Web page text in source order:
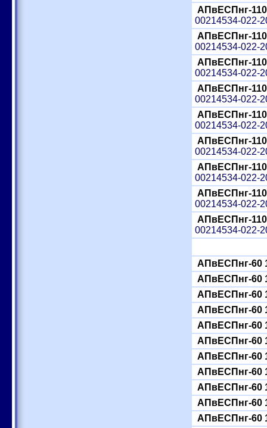
АПвЕСПнг-110
00214534-022-
АПвЕСПнг-110
00214534-022-
АПвЕСПнг-110
00214534-022-
АПвЕСПнг-110
00214534-022-
АПвЕСПнг-110
00214534-022-
АПвЕСПнг-110
00214534-022-
АПвЕСПнг-110
00214534-022-
АПвЕСПнг-110
00214534-022-
АПвЕСПнг-110
00214534-022-
АПвЕСПнг-60
АПвЕСПнг-60
АПвЕСПнг-60
АПвЕСПнг-60
АПвЕСПнг-60
АПвЕСПнг-60
АПвЕСПнг-60
АПвЕСПнг-60
АПвЕСПнг-60
АПвЕСПнг-60
АПвЕСПнг-60